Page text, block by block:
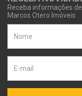
Receba informações
Marcos Otero Imóveis